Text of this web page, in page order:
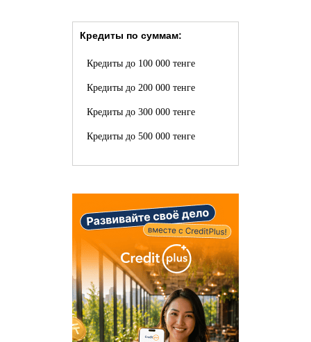
Кредиты по суммам:
Кредиты до 100 000 тенге
Кредиты до 200 000 тенге
Кредиты до 300 000 тенге
Кредиты до 500 000 тенге